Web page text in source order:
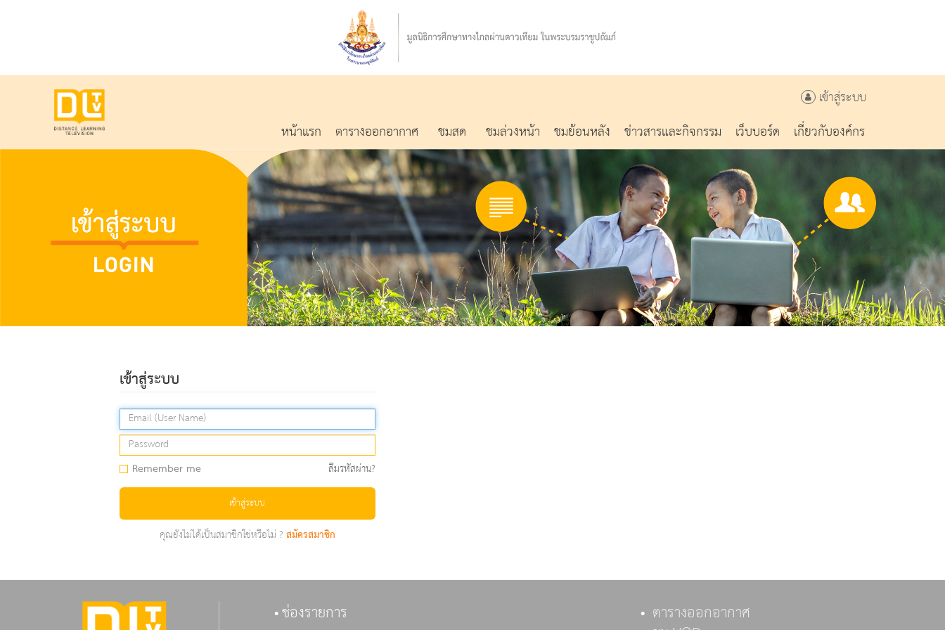
เข้าสู่ระบบ
หน้าแรก ตารางออกอากาศ ชมสด ชมล่วงหน้า ชมย้อนหลัง ข่าวสารและกิจกรรม เว็บบอร์ด เกี่ยวกับองค์กร
เข้าสู่ระบบ
Remember me ลืมรหัสผ่าน?
เข้าสู่ระบบ
คุณยังไม่ได้เป็นสมาชิกใช่หรือไม่ ?สมัครสมาชิก
ช่องรายการ ตารางออกอากาศ